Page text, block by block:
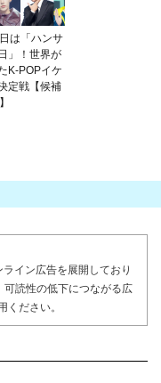
は「ハンサ
」！世界が
K-POPイケ
定戦【候補
イン広告を展開しており
可読性の低下につながる広
ください。